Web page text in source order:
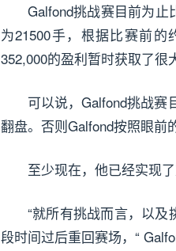
Galfond挑战赛目前为
为21500手，根据比赛前
352,000的盈利暂时获取了很
可以说，Galfond挑战赛
翻盘。否则Galfond按照眼前
至少现在，他已经实现
“就所有挑战而言，以
段时间过后重回赛场，“